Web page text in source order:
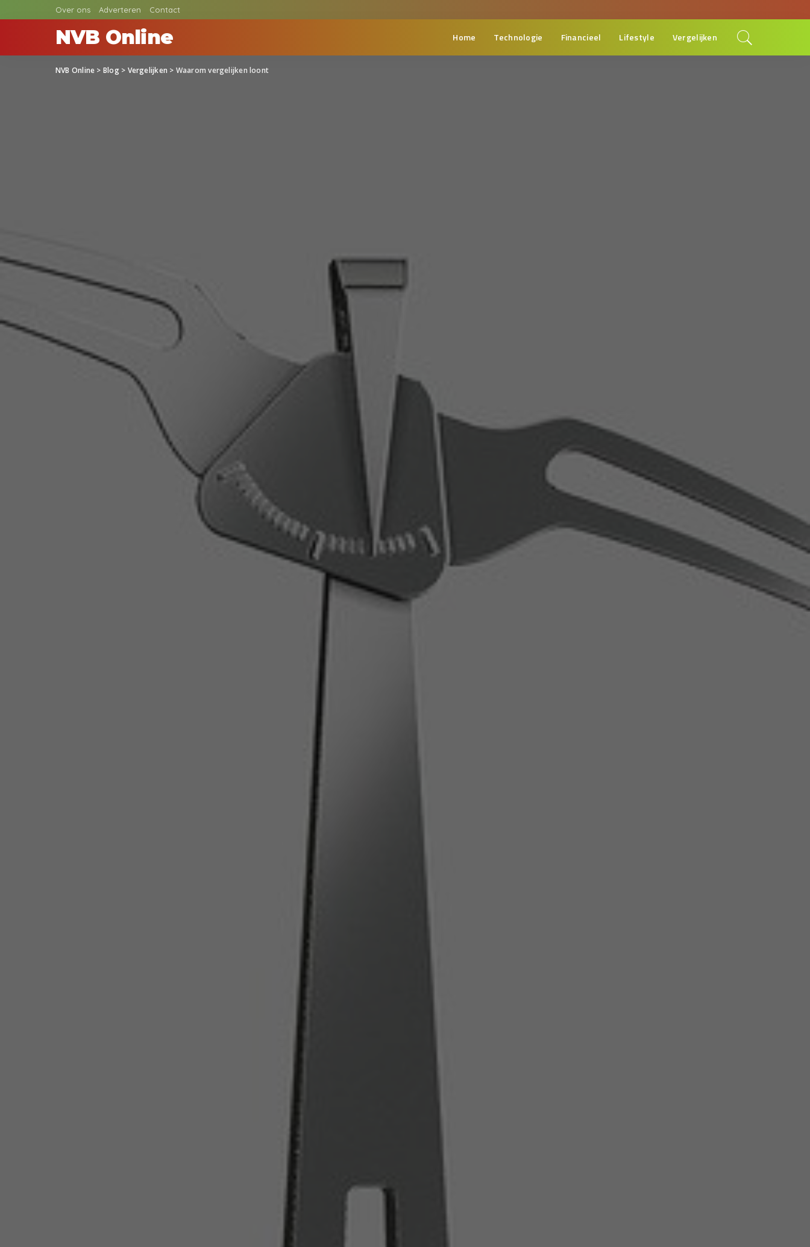
Over ons Adverteren Contact
NVB Online Home Technologie Financieel Lifestyle Vergelijken
NVB Online > Blog> Vergelijken > Waarom vergelijken loont